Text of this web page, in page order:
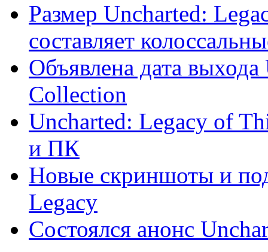
Размер Uncharted:
составляет
Объявлена дата
Collection
Uncharted: Legacy of
и ПК
Новые скриншоты и
Legacy
Состоялся анонс